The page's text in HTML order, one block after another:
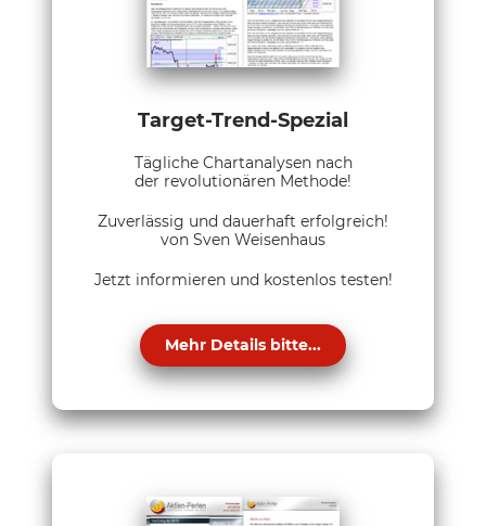
Target-Trend-Spezial
Tägliche Chartanalysen nach
der revolutionären Methode!
Zuverlässig und dauerhaft erfolgreich!
von Sven Weisenhaus
Jetzt informieren und kostenlos testen!
Mehr Details bitte...